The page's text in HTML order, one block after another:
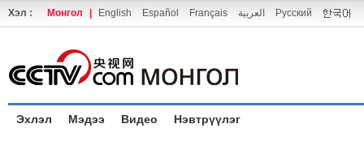
Хэл : Монгол English Español Français العربية Русский
Эхлэл Мэдээ Видео Нэвтрүүлэг